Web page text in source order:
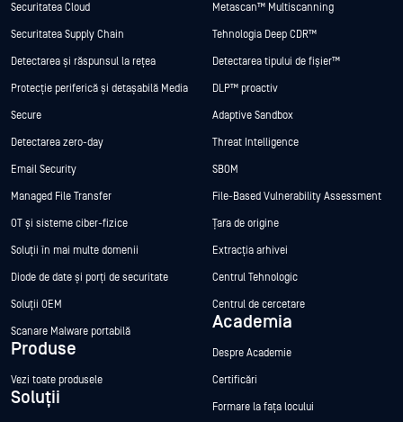
Securitatea Cloud
Securitatea Supply Chain
Detectarea și răspunsul la rețea
Protecție periferică și detașabilă Media
Secure
Detectarea zero-day
Email Security
Managed File Transfer
OT și sisteme ciber-fizice
Soluții în mai multe domenii
Diode de date și porți de securitate
Soluții OEM
Scanare Malware portabilă
Produse
Vezi toate produsele
Soluții
Metascan™ Multiscanning
Tehnologia Deep CDR™
Detectarea tipului de fișier™
DLP™ proactiv
Adaptive Sandbox
Threat Intelligence
SBOM
File-Based Vulnerability Assessment
Țara de origine
Extracția arhivei
Centrul Tehnologic
Centrul de cercetare
Academia
Despre Academie
Certificări
Formare la fața locului